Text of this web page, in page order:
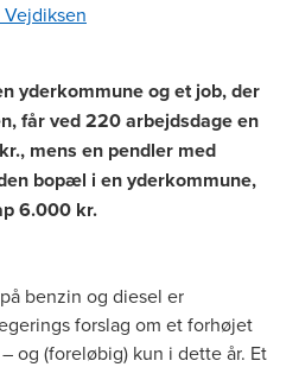
yderkommune og et job, der
får ved 220 arbejdsdage en
mens en pendler med
bopæl i en yderkommune,
6.000 kr.
benzin og diesel er
forslag om et forhøjet
og (foreløbig) kun i dette år. Et